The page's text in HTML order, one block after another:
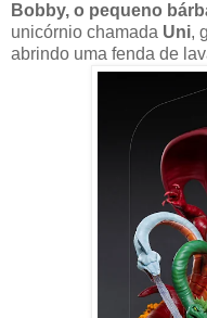
Bobby, o pequeno
unicórnio chamada Uni,
abrindo uma fenda de